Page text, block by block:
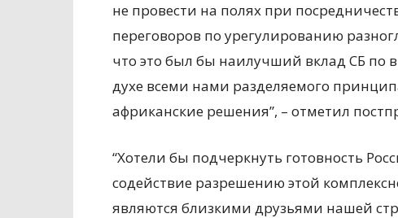
не провести на полях при
переговоров по урегулированию
что это был бы наилучший вклад СБ по
духе всеми нами разделяемого
африканские решения”, – отметил
“Хотели бы подчеркнуть готовность
содействие разрешению этой
являются близкими друзьями нашей